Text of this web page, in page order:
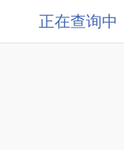
正在查询中